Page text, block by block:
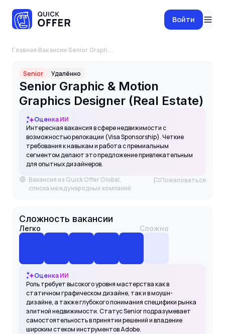
Войти
Главная·Вакансии· Senior Graphic & Motion Graphics Designer (Real Estate)
Senior Удалённо
Senior Graphic & Motion
Graphics Designer (Real Estate)
Оценка ИИ
Интересная вакансия в сфере недвижимости с
возможностью релокации (Visa Sponsorship). Четкие
требования к навыкам и работа с премиальным
сегментом делают это предложение привлекательным
для опытных дизайнеров.
Вакансия из Quick Offer Global,
списка международных компаний
Пожаловаться
Сложность вакансии
Легко Сложно
Оценка ИИ
Роль требует высокого уровня мастерства как в
статичном графическом дизайне, так и в моушн-
дизайне, а также глубокого понимания специфики рынка
элитной недвижимости. Статус Senior подразумевает
самостоятельность в принятии решений и владение
широким стеком инструментов Adobe.